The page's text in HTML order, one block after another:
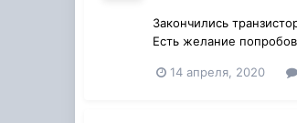
Закончились
Есть желание
14 апреля, 2020